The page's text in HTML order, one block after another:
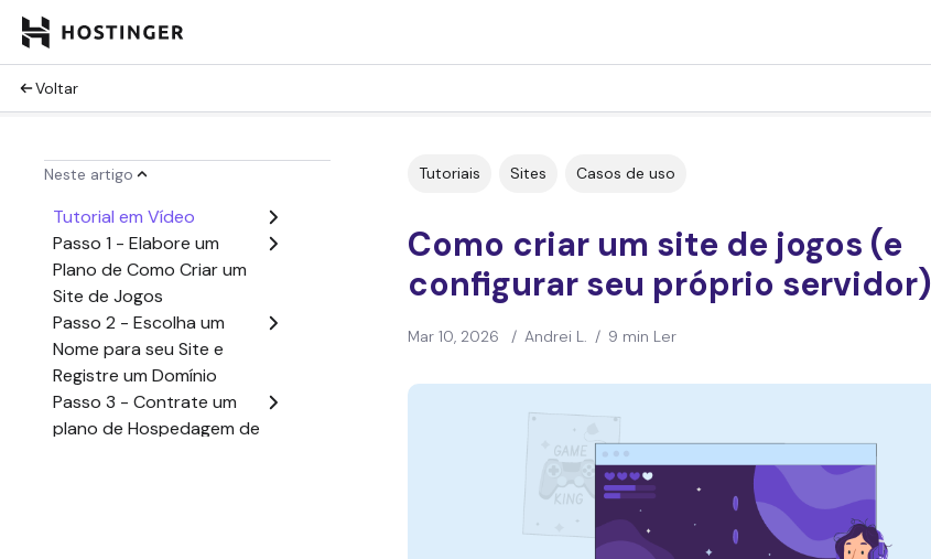
Voltar
Neste artigo
Tutorial em Vídeo
Passo 1 - Elabore um
Plano de Como Criar um
Site de Jogos
Passo 2 - Escolha um
Nome para seu Site e
Registre um Domínio
Passo 3 - Contrate um
plano de Hospedagem de
Tutoriais Sites Casos de uso
Como criar um site de jogos (e
configurar seu próprio servidor)
Mar 10, 2026 / Andrei L. / 9 min Ler